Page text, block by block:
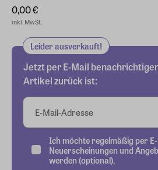
0,00 €
inkl. MwSt.
Leider ausverkauft!
Jetzt per E-Mail
Artikel zurück ist:
E-Mail-Adresse
Ich möchte regelmäßig per
Neuerscheinungen und
werden (optional).